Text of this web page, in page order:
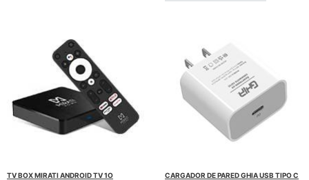
TV BOX MIRATI ANDROID TV 1O
CARGADOR DE PARED GHIA USB TIPO C